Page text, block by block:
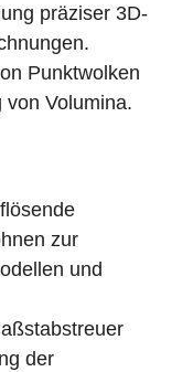
präziser 3D-
Punktwolken
von Volumina.
zur
und
der